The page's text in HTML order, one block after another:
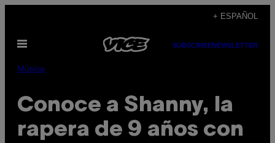
contenido
+ ESPAÑOL
Abrir
SUBSCRIBENEWSLETTER
Música
Conoce a Shanny, la
rapera de 9 años con